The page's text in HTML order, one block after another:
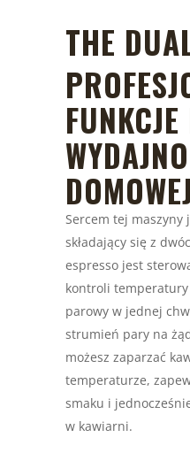
THE
Sercem tej maszyny
składający się z
espresso jest
kontroli
parowy w jednej
strumień pary na
możesz zaparzać
temperaturze,
smaku i
w kawiarni.